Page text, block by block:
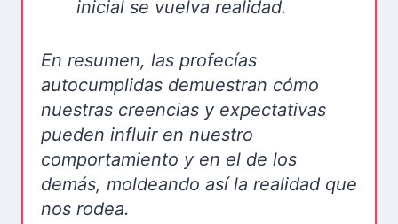
inicial se vuelva realidad.
En resumen, las profecías
autocumplidas demuestran cómo
nuestras creencias y expectativas
pueden influir en nuestro
comportamiento y en el de los
demás, moldeando así la realidad que
nos rodea.